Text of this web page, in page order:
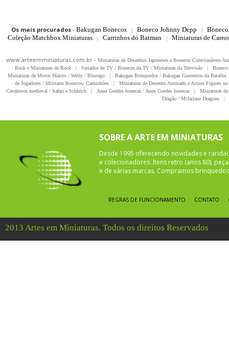
Os mais procurados- Bakugan Bonecos | Boneco Johnny Depp |
Coleção Matchbox Miniaturas
| Carrinhos do Batman | Miniaturas de
www.arteemminiaturas.com.br - Miniaturas de Desenhos Japoneses e Bonecos Colecionáveis
Rock e Miniaturas de Rock
| Seriados de TV / Bonecos da TV / Miniaturas da Televisão |
Miniaturas de Motos Maisto / Welly / Bburago
| Bakugan Brinquedos / Bakugan Guerreiros da Batalha
de Jogadores / Militares Bonecos/ Caminhões
|
Miniaturas de Desenho Animado e Action Figures
Cavaleiros medieval / Safari e Schleich
| Anne Geddes bonecas / Anne Guedes bonecas |
Miniaturas
Dragão / Mcfarlane Dragons
|
SOBRE A ARTE EM MINIATURAS
Desde 1995 oferecendo novidades e
e colecionadores. Itens retro (anos 80),
e de várias marcas. Compramos
REGRAS DE FUNCIONAMENTO CONTATO
2013 Artes em Miniaturas. Todos os direitos Reservados